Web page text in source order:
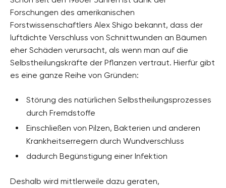
Forschungen des amerikanischen
Forstwissenschaftlers Alex Shigo bekannt, dass der
luftdichte Verschluss von Schnittwunden an Bäumen
eher Schäden verursacht, als wenn man auf die
Selbstheilungskräfte der Pflanzen vertraut. Hierfür gibt
es eine ganze Reihe von Gründen:
Störung des natürlichen Selbstheilungsprozesses
durch Fremdstoffe
Einschließen von Pilzen, Bakterien und anderen
Krankheitserregern durch Wundverschluss
dadurch Begünstigung einer Infektion
Deshalb wird mittlerweile dazu geraten,